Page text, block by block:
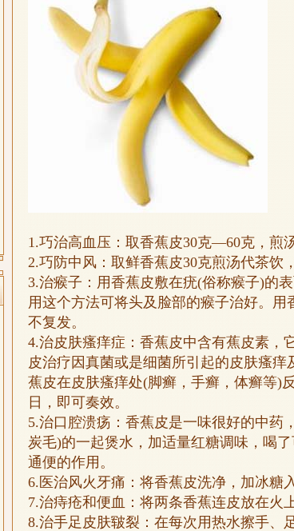
1.巧治高血压：取香蕉皮30克—60克，煎
2.巧防中风：取鲜香蕉皮30克煎汤代茶饮
3.治瘊子：用香蕉皮敷在疣(俗称瘊子)的
用这个方法可将头及脸部的瘊子治好。
不复发。
4.治皮肤瘙痒症：香蕉皮中含有蕉皮素，
皮治疗因真菌或是细菌所引起的皮肤瘙
蕉皮在皮肤瘙痒处(脚癣，手癣，体癣等)
日，即可奏效。
5.治口腔溃疡：香蕉皮是一味很好的中药
炭毛)的一起煲水，加适量红糖调味，喝
通便的作用。
6.医治风火牙痛：将香蕉皮洗净，加冰糖
7.治痔疮和便血：将两条香蕉连皮放在火
8.治手足皮肤皲裂：在每次用热水擦手、